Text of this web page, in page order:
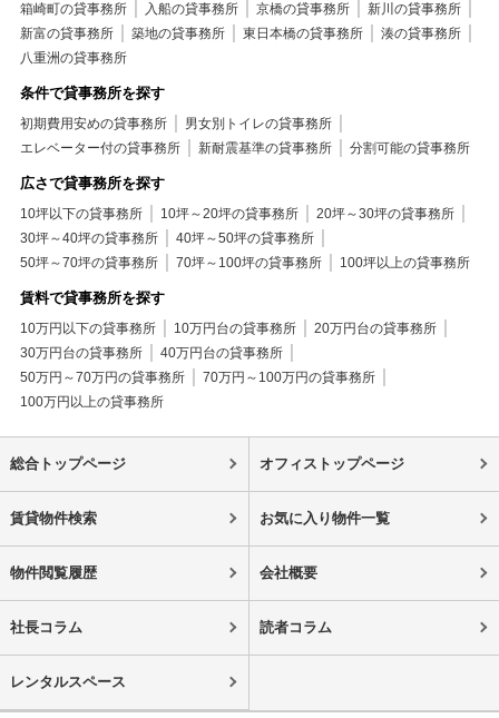
箱崎町の貸事務所
入船の貸事務所 京橋の貸事務所
新川の貸事務所
新富の貸事務所
築地の貸事務所 東日本橋の貸事務所
湊の貸事務所
八重洲の貸事務所
条件で貸事務所を探す
初期費用安めの貸事務所
男女別トイレの貸事務所
エレベーター付の貸事務所
新耐震基準の貸事務所 分割可能の貸事務所
広さで貸事務所を探す
10坪以下の貸事務所 10坪～20坪の貸事務所
20坪～30坪の貸事務所
30坪～40坪の貸事務所
40坪～50坪の貸事務所
50坪～70坪の貸事務所
70坪～100坪の貸事務所 100坪以上の貸事務所
賃料で貸事務所を探す
10万円以下の貸事務所 10万円台の貸事務所
20万円台の貸事務所
30万円台の貸事務所
40万円台の貸事務所
50万円～70万円の貸事務所
70万円～100万円の貸事務所
100万円以上の貸事務所
総合トップページ オフィストップページ
賃貸物件検索 お気に入り物件一覧
物件閲覧履歴 会社概要
社長コラム 読者コラム
レンタルスペース